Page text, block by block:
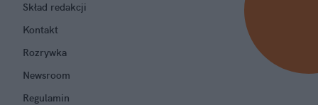
Skład redakcji
Kontakt
Rozrywka
Newsroom
Regulamin